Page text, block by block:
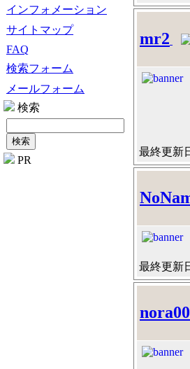
インフォメーション
サイトマップ
FAQ
検索フォーム
メールフォーム
検索
PR
mr2
最終更新
最終更新